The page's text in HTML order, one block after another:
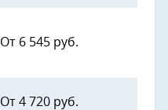
От 6 545 руб.
От 4 720 руб.